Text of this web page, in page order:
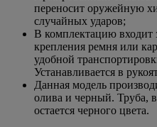
переносит оружейную
случайных ударов;
В комплектацию входит
крепления ремня или
удобной
Устанавливается в
Данная модель
олива и черный. Труба,
остается черного цвета.